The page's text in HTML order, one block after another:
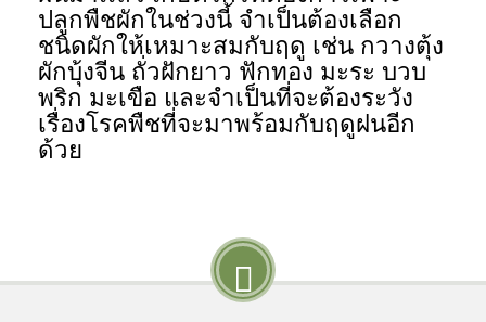
ปลูกพืชผักในช่วงนี้ จำเป็นต้องเลือก
ชนิดผักให้เหมาะสมกับฤดู เช่น กวางตุ้ง
ผักบุ้งจีน ถั่วฝักยาว ฟักทอง มะระ บวบ
พริก มะเขือ และจำเป็นที่จะต้องระวัง
เรื่องโรคพืชที่จะมาพร้อมกับฤดูฝนอีก
ด้วย